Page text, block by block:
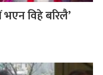
विहे बरिलै’